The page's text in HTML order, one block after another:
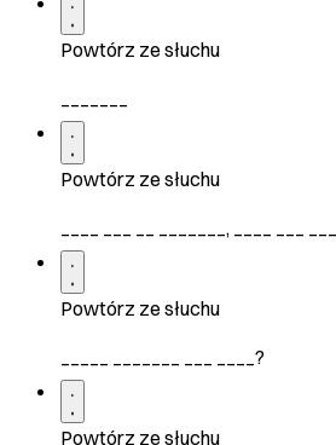
Powtórz ze słuchu
Powtórz ze słuchu
____ ___ __ _______, ____ ___ ____
Powtórz ze słuchu
_____ _______ ___ ____?
Powtórz ze słuchu